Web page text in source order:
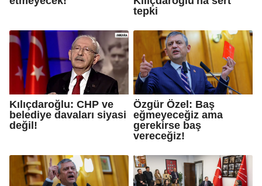
tepki
Kılıçdaroğlu: CHP ve
belediye davaları siyasi
değil!
Özgür Özel: Baş
eğmeyeceğiz ama
gerekirse baş
vereceğiz!